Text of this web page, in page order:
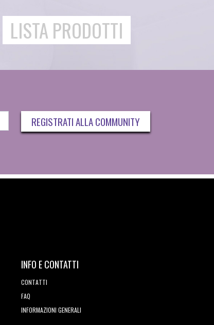
LISTA PRODOTTI
REGISTRATI ALLA COMMUNITY
INFO E CONTATTI
CONTATTI
FAQ
INFORMAZIONI GENERALI